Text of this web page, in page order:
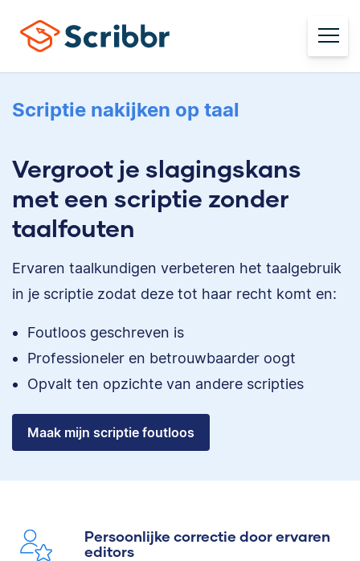
Scriptie nakijken op taal
Vergroot je slagingskans
met een scriptie zonder
taalfouten
Ervaren taalkundigen verbeteren het taalgebruik
in je scriptie zodat deze tot haar recht komt en:
Foutloos geschreven is
Professioneler en betrouwbaarder oogt
Opvalt ten opzichte van andere scripties
Maak mijn scriptie foutloos
Persoonlijke correctie door ervaren
editors